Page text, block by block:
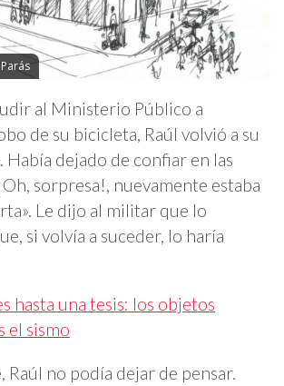
al Ministerio Público a
de su bicicleta, Raúl volvió a su
dejado de confiar en las
sorpresa!, nuevamente estaba
Le dijo al militar que lo
si volvía a suceder, lo haría
hasta una tesis: los objetos
el sismo
Raúl no podía dejar de pensar.